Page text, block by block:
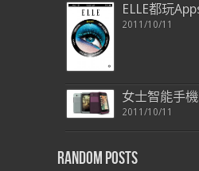
ELLE都玩
2011/10/11
女士智能手
2011/10/11
Random Posts